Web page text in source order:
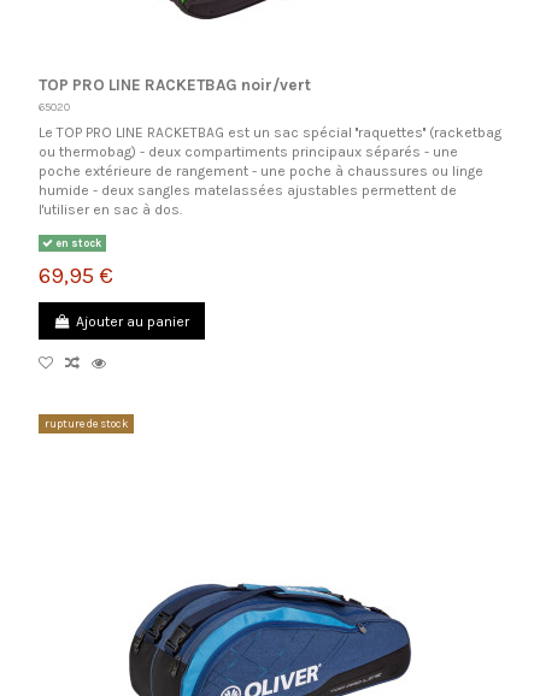
TOP PRO LINE RACKETBAG noir/vert
65020
Le TOP PRO LINE RACKETBAG est un sac spécial ''raquettes'' (racketbag
ou thermobag) - deux compartiments principaux séparés - une
poche extérieure de rangement - une poche à chaussures ou linge
humide - deux sangles matelassées ajustables permettent de
l'utiliser en sac à dos.
en stock
69,95 €
Ajouter au panier
rupture de stock